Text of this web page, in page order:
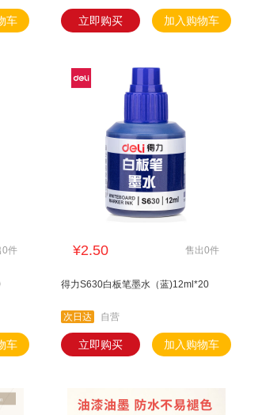
车 立即购买 加入购物车
0件
车
¥2.50 售出0件
得力S630白板笔墨水（蓝)12ml*20
次日达 自营
立即购买 加入购物车